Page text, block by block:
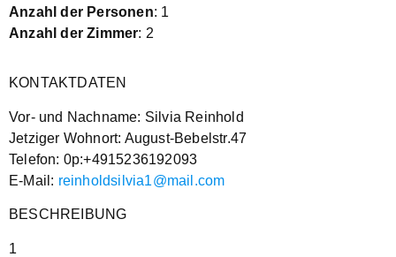
Anzahl der Personen: 1
Anzahl der Zimmer: 2
KONTAKTDATEN
Vor- und Nachname: Silvia Reinhold
Jetziger Wohnort: August-Bebelstr.47
Telefon: 0p:+4915236192093
E-Mail: reinholdsilvia1@mail.com
BESCHREIBUNG
1